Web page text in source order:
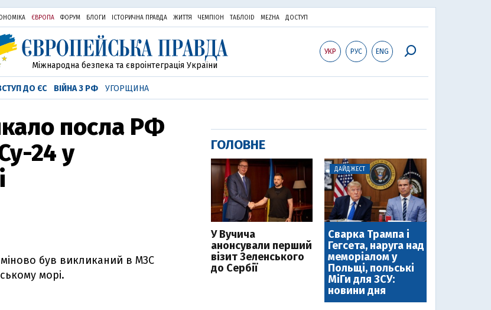
ЄВРОПА ФОРУМ БЛОГИ ІСТОРИЧНА ПРАВДА ЖИТТЯ ЧЕМПІОН ТАБЛОID MEZHA ДОСТУП
УКР РУС ENG
Міжнародна безпека та євроінтеграція України
ДО ЄС ВІЙНА З РФ УГОРЩИНА
посла РФ
24 у
був викликаний в МЗС
морі.
ГОЛОВНЕ
У Вучича
анонсували перший
візит Зеленського
до Сербії
ДАЙДЖЕСТ
Сварка Трампа і
Гегсета, наруга над
меморіалом у
Польщі, польські
МіГи для ЗСУ:
новини дня